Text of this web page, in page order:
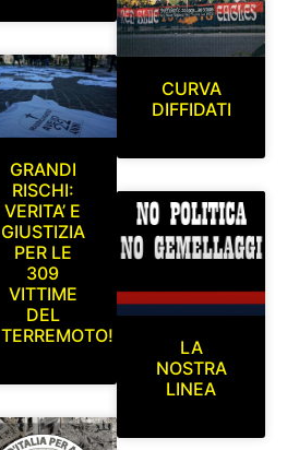
GRANDI
RISCHI:
VERITA’ E
GIUSTIZIA
PER LE
309
VITTIME
DEL
TERREMOTO!
CURVA
DIFFIDATI
LA
NOSTRA
LINEA